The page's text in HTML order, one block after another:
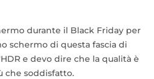
durante il Black Friday per
schermo di questa fascia di
e devo dire che la qualità è
che soddisfatto.